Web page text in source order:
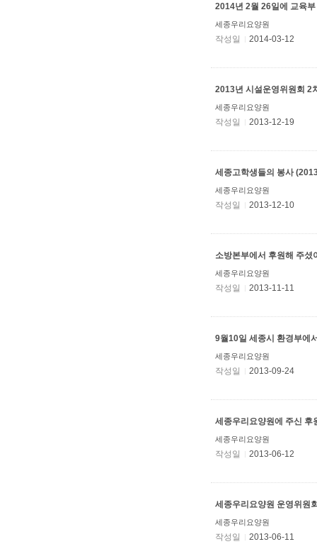
2014년 2월 26일에 교육
세종우리요양원
작성일 2014-03-12
2013년 시설운영위원회 2
세종우리요양원
작성일 2013-12-19
세종고학생들의 봉사
세종우리요양원
작성일 2013-12-10
소방본부에서 후원해 주셨
세종우리요양원
작성일 2013-11-11
9월10일 세종시 환경부에
세종우리요양원
작성일 2013-09-24
세종우리요양원에 주신 후
세종우리요양원
작성일 2013-06-12
세종우리요양원 운영위원
세종우리요양원
작성일 2013-06-11